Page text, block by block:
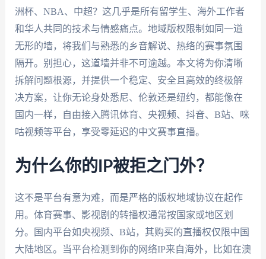
洲杯、NBA、中超？这几乎是所有留学生、海外工作者
和华人共同的技术与情感痛点。地域版权限制如同一道
无形的墙，将我们与熟悉的乡音解说、热络的赛事氛围
隔开。别担心，这道墙并非不可逾越。本文将为你清晰
拆解问题根源，并提供一个稳定、安全且高效的终极解
决方案，让你无论身处悉尼、伦敦还是纽约，都能像在
国内一样，自由接入腾讯体育、央视频、抖音、B站、咪
咕视频等平台，享受零延迟的中文赛事直播。
为什么你的IP被拒之门外？
这不是平台有意为难，而是严格的版权地域协议在起作
用。体育赛事、影视剧的转播权通常按国家或地区划
分。国内平台如央视频、B站，其购买的直播权仅限中国
大陆地区。当平台检测到你的网络IP来自海外，比如在澳